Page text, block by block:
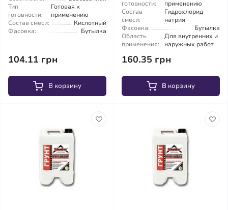
Тип
готовности:
Готовая к
применению
Состав смеси:
Кислотный
Фасовка:
Бутылка
104.11 грн
В корзину
готовности:
применению
Состав
смеси:
Гидрохлорид
натрия
Фасовка:
Бутылка
Область
применения:
Для внутренних и
наружных работ
160.35 грн
В корзину